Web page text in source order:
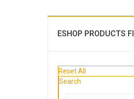
ESHOP PRODUCTS
Reset All
Search